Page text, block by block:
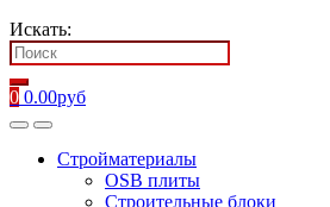
Искать:
0 0.00руб
Стройматериалы
OSB плиты
Строительные блоки